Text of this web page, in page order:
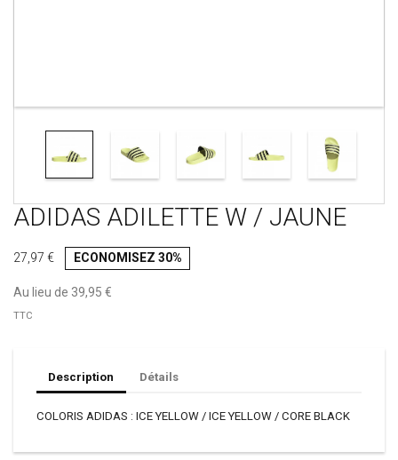
ADIDAS ADILETTE W / JAUNE
27,97 € ECONOMISEZ 30%
Au lieu de 39,95 €
TTC
Description Détails
COLORIS ADIDAS : ICE YELLOW / ICE YELLOW / CORE BLACK